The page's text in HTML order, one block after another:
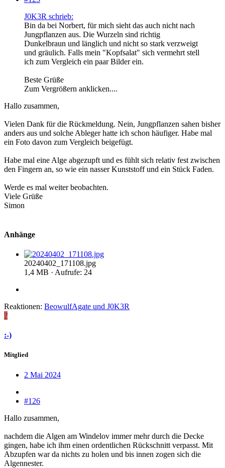
J0K3R schrieb:
Bin da bei Norbert, für mich sieht das auch nicht nach
Jungpflanzen aus. Die Wurzeln sind richtig
Dunkelbraun und länglich und nicht so stark verzweigt
und gräulich. Falls mein "Kopfsalat" sich vermehrt stell
ich zum Vergleich ein paar Bilder ein.
Beste Grüße
Zum Vergrößern anklicken....
Hallo zusammen,
Vielen Dank für die Rückmeldung. Nein, Jungpflanzen sahen bisher
anders aus und solche Ableger hatte ich schon häufiger. Habe mal
ein Foto davon zum Vergleich beigefügt.
Habe mal eine Alge abgezupft und es fühlt sich relativ fest zwischen
den Fingern an, so wie ein nasser Kunststoff und ein Stück Faden.
Werde es mal weiter beobachten.
Viele Grüße
Simon
Anhänge
20240402_171108.jpg
1,4 MB · Aufrufe: 24
Reaktionen: BeowulfAgate und J0K3R
?
:-)
Mitglied
2 Mai 2024
#126
Hallo zusammen,
nachdem die Algen am Windelov immer mehr durch die Decke
gingen, habe ich ihm einen ordentlichen Rückschnitt verpasst. Mit
Abzupfen war da nichts zu holen und bis innen zogen sich die
Algennester.